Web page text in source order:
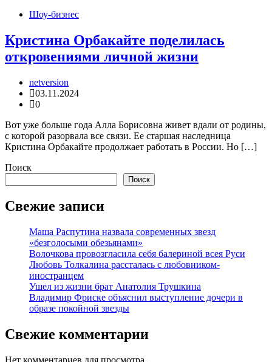
Шоу-бизнес
Кристина Орбакайте поделилась
откровениями личной жизни
netversion
03.11.2024
0
Вот уже больше года Алла Борисовна живет вдали от родины,
с которой разорвала все связи. Ее старшая наследница
Кристина Орбакайте продолжает работать в России. Но […]
Поиск
Поиск
Свежие записи
Маша Распутина назвала современных звезд
«безголосыми обезьянами»
Волочкова провозгласила себя балериной всея Руси
Любовь Толкалина рассталась с любовником-
иностранцем
Ушел из жизни брат Анатолия Трушкина
Владимир Фриске объяснил выступление дочери в
образе покойной звезды
Свежие комментарии
Нет комментариев для просмотра.